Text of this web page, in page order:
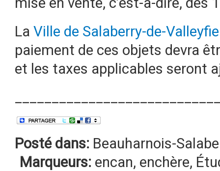
La Ville de Salaberry-de-
paiement de ces objets devra
et les taxes applicables seront
Posté dans: Beauharnois-
Marqueurs: encan, enchère,